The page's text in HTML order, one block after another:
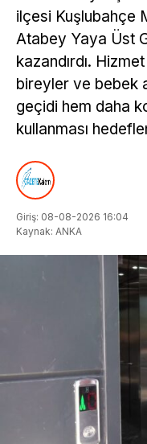
ilçesi Kuşlubahçe
Atabey Yaya Üst
kazandırdı.
bireyler ve bebek
geçidi hem daha
kullanması
Giriş: 08-08-2026 16:04
Kaynak: ANKA